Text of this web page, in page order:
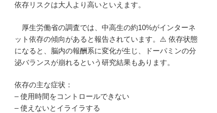
依存リスクは大人より高いといえます。
厚生労働省の調査では、中高生の約10%がインターネ
ット依存の傾向があると報告されています。⚠️ 依存状態
になると、脳内の報酬系に変化が生じ、ドーパミンの分
泌バランスが崩れるという研究結果もあります。
依存の主な症状：
– 使用時間をコントロールできない
– 使えないとイライラする